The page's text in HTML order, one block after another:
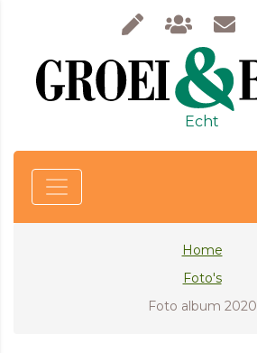
Echt
Home
Foto's
Foto album 2020